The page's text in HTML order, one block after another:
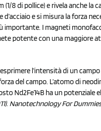
(1/8 di pollice) e rivela anche
e si misura la forza
importante. I magneti
potente con una maggiore
l’intensità di un
del campo. L’atomo di
Nd2Fe14B ha un potenziale
Nanotechnology For